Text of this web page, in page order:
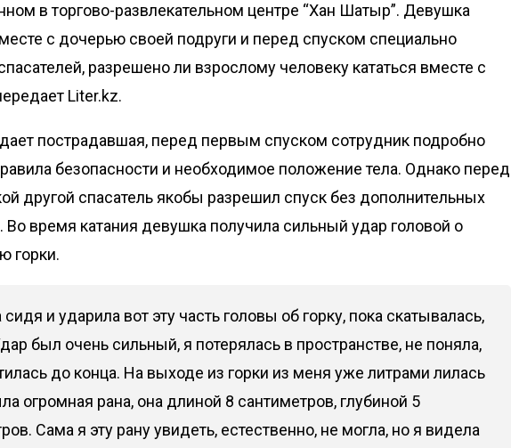
в торгово-развлекательном центре “Хан Шатыр”. Девушка
с дочерью своей подруги и перед спуском специально
разрешено ли взрослому человеку кататься вместе с
Liter.kz.
пострадавшая, перед первым спуском сотрудник подробно
безопасности и необходимое положение тела. Однако перед
другой спасатель якобы разрешил спуск без дополнительных
Во время катания девушка получила сильный удар головой о
горки.
сидя и ударила вот эту часть головы об горку, пока скатывалась,
был очень сильный, я потерялась в пространстве, не поняла,
до конца. На выходе из горки из меня уже литрами лилась
огромная рана, она длиной 8 сантиметров, глубиной 5
Сама я эту рану увидеть, естественно, не могла, но я видела